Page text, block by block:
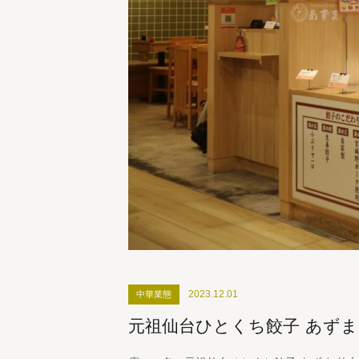
中華業態 2023.12.01
元祖仙台ひとくち餃子 あず